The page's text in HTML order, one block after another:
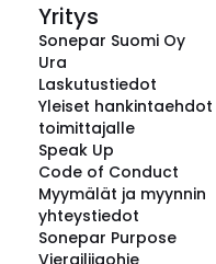
Yritys
Sonepar Suomi Oy
Ura
Laskutustiedot
Yleiset hankintaehdot
toimittajalle
Speak Up
Code of Conduct
Myymälät ja myynnin
yhteystiedot
Sonepar Purpose
Vierailijaohje